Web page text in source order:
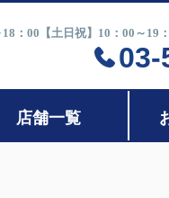
：00【土日祝】10：00～19
03-
店舗一覧